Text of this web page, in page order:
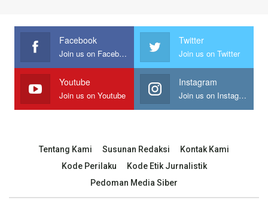
Facebook
Join us on Facebook
Twitter
Join us on Twitter
Youtube
Join us on Youtube
Instagram
Join us on Instagram
Tentang Kami Susunan Redaksi
Kontak Kami
Kode Perilaku
Kode Etik Jurnalistik
Pedoman Media Siber